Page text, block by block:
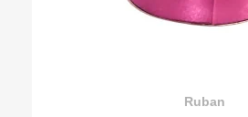
Ajouter au devis
Ruban